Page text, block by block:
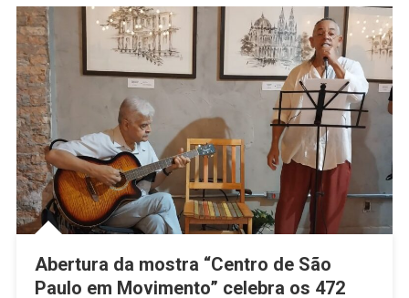
Abertura da mostra “Centro de São
Paulo em Movimento” celebra os 472